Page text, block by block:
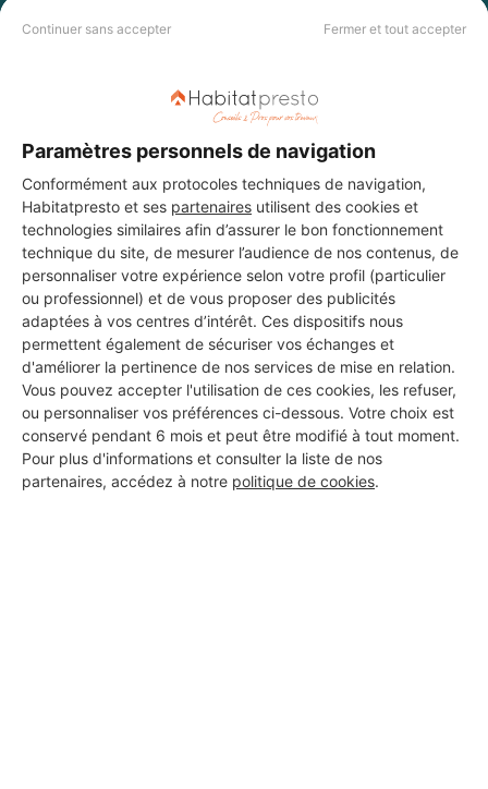
Continuer sans accepter Fermer et tout accepter
Paramètres personnels de navigation
Conformément aux protocoles techniques de navigation,
Habitatpresto et ses partenaires utilisent des cookies et
technologies similaires afin d’assurer le bon fonctionnement
technique du site, de mesurer l’audience de nos contenus, de
personnaliser votre expérience selon votre profil (particulier
ou professionnel) et de vous proposer des publicités
adaptées à vos centres d’intérêt. Ces dispositifs nous
permettent également de sécuriser vos échanges et
d'améliorer la pertinence de nos services de mise en relation.
Vous pouvez accepter l'utilisation de ces cookies, les refuser,
ou personnaliser vos préférences ci-dessous. Votre choix est
conservé pendant 6 mois et peut être modifié à tout moment.
Pour plus d'informations et consulter la liste de nos
partenaires, accédez à notre politique de cookies.
PAS LE TEMPS DE
Vous souhaitez réaliser des travaux et ne savez quel professionnel
choisir ? Demandez des devis travauxauprès de notre réseau de 5 000
DEMANDER UN DEVIS